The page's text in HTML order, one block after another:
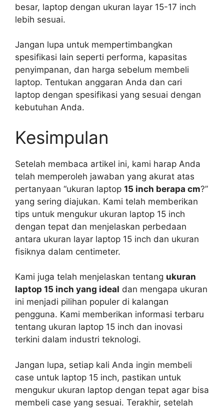
besar, laptop dengan ukuran layar 15-17 inch
lebih sesuai.
Jangan lupa untuk mempertimbangkan
spesifikasi lain seperti performa, kapasitas
penyimpanan, dan harga sebelum membeli
laptop. Tentukan anggaran Anda dan cari
laptop dengan spesifikasi yang sesuai dengan
kebutuhan Anda.
Kesimpulan
Setelah membaca artikel ini, kami harap Anda
telah memperoleh jawaban yang akurat atas
pertanyaan “ukuran laptop 15 inch berapa cm?”
yang sering diajukan. Kami telah memberikan
tips untuk mengukur ukuran laptop 15 inch
dengan tepat dan menjelaskan perbedaan
antara ukuran layar laptop 15 inch dan ukuran
fisiknya dalam centimeter.
Kami juga telah menjelaskan tentang ukuran
laptop 15 inch yang ideal dan mengapa ukuran
ini menjadi pilihan populer di kalangan
pengguna. Kami memberikan informasi terbaru
tentang ukuran laptop 15 inch dan inovasi
terkini dalam industri teknologi.
Jangan lupa, setiap kali Anda ingin membeli
case untuk laptop 15 inch, pastikan untuk
mengukur ukuran laptop dengan tepat agar bisa
membeli case yang sesuai. Terakhir, setelah